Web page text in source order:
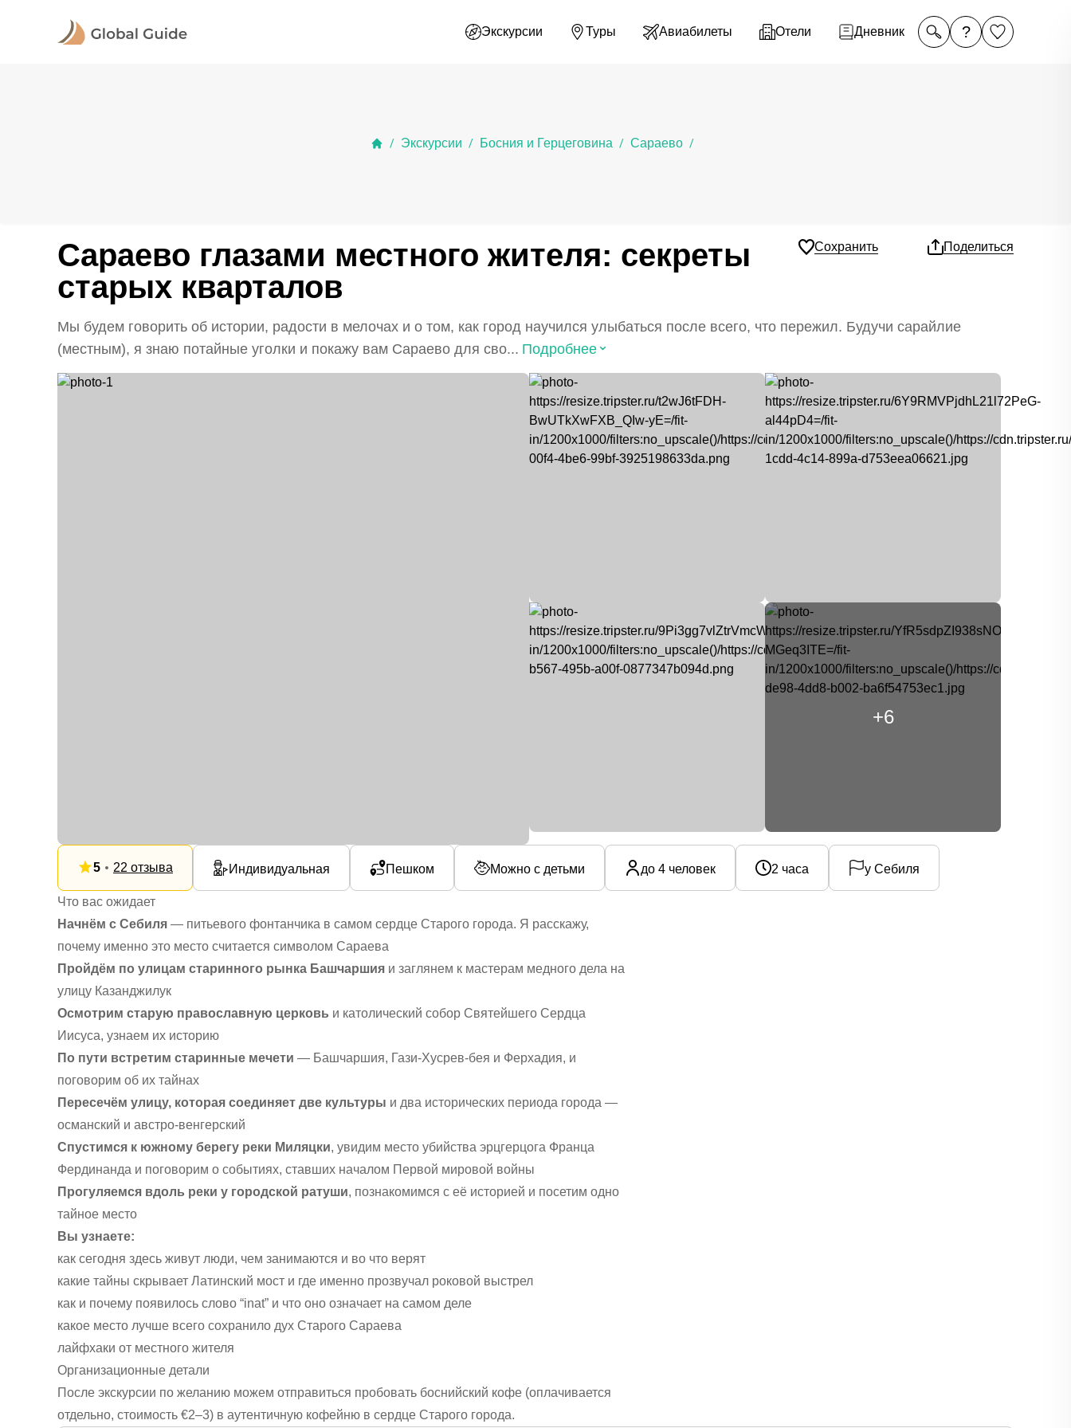
Экскурсии Туры Авиабилеты Отели Дневник ?
/ Экскурсии / Босния и Герцеговина / Сараево /
Сараево глазами местного жителя: секреты
старых кварталов
Сохранить Поделиться
Мы будем говорить об истории, радости в мелочах и о том, как город научился улыбаться после всего, что пережил. Будучи сарайлие
(местным), я знаю потайные уголки и покажу вам Сараево для сво... Подробнее⌃
+6
5 22 отзыва Индивидуальная Пешком Можно с детьми до 4 человек 2 часа у Себиля
Что вас ожидает
Начнём с Себиля — питьевого фонтанчика в самом сердце Старого города. Я расскажу,
почему именно это место считается символом Сараева
Пройдём по улицам старинного рынка Башчаршия и заглянем к мастерам медного дела на
улицу Казанджилук
Осмотрим старую православную церковь и католический собор Святейшего Сердца
Иисуса, узнаем их историю
По пути встретим старинные мечети — Башчаршия, Гази-Хусрев-бея и Ферхадия, и
поговорим об их тайнах
Пересечём улицу, которая соединяет две культуры и два исторических периода города —
османский и австро-венгерский
Спустимся к южному берегу реки Миляцки, увидим место убийства эрцгерцога Франца
Фердинанда и поговорим о событиях, ставших началом Первой мировой войны
Прогуляемся вдоль реки у городской ратуши, познакомимся с её историей и посетим одно
тайное место
Вы узнаете:
как сегодня здесь живут люди, чем занимаются и во что верят
какие тайны скрывает Латинский мост и где именно прозвучал роковой выстрел
как и почему появилось слово “inat” и что оно означает на самом деле
какое место лучше всего сохранило дух Старого Сараева
лайфхаки от местного жителя
Организационные детали
После экскурсии по желанию можем отправиться пробовать боснийский кофе (оплачивается
отдельно, стоимость €2–3) в аутентичную кофейню в сердце Старого города.